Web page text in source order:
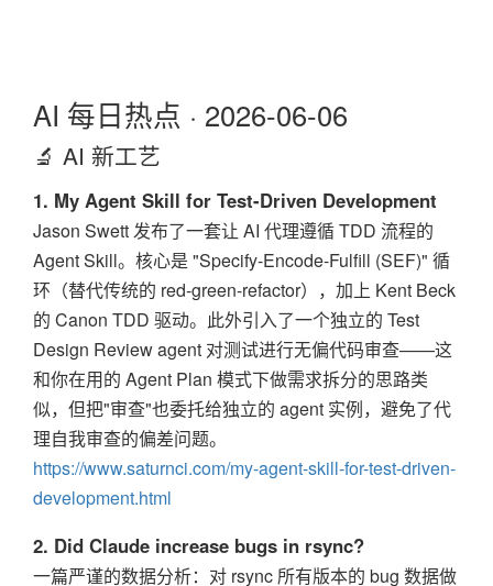
AI 每日热点 · 2026-06-06
🔬 AI 新工艺
1. My Agent Skill for Test-Driven Development
Jason Swett 发布了一套让 AI 代理遵循 TDD 流程的
Agent Skill。核心是 "Specify-Encode-Fulfill (SEF)" 循
环（替代传统的 red-green-refactor），加上 Kent Beck
的 Canon TDD 驱动。此外引入了一个独立的 Test
Design Review agent 对测试进行无偏代码审查——这
和你在用的 Agent Plan 模式下做需求拆分的思路类
似，但把"审查"也委托给独立的 agent 实例，避免了代
理自我审查的偏差问题。
https://www.saturnci.com/my-agent-skill-for-test-driven-
development.html
2. Did Claude increase bugs in rsync?
一篇严谨的数据分析：对 rsync 所有版本的 bug 数据做